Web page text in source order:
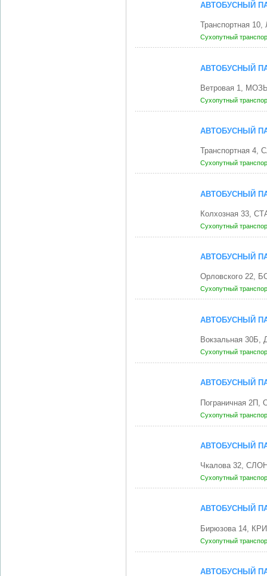
АВТОБУСНЫЙ
Транспортная
Сухопутный
АВТОБУСНЫЙ
Ветровая 1,
Сухопутный
АВТОБУСНЫЙ
Транспортная 4,
Сухопутный
АВТОБУСНЫЙ
Колхозная 33,
Сухопутный
АВТОБУСНЫЙ
Орловского 22,
Сухопутный
АВТОБУСНЫЙ
Вокзальная
Сухопутный
АВТОБУСНЫЙ
Пограничная 2П,
Сухопутный
АВТОБУСНЫЙ
Чкалова 32,
Сухопутный
АВТОБУСНЫЙ
Бирюзова 14,
Сухопутный
АВТОБУСНЫЙ